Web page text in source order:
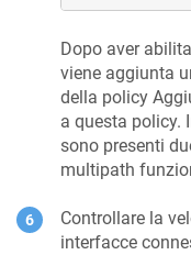
Dopo aver
viene aggiunta
della policy
a questa policy.
sono presenti
multipath
Controllare la
interfacce